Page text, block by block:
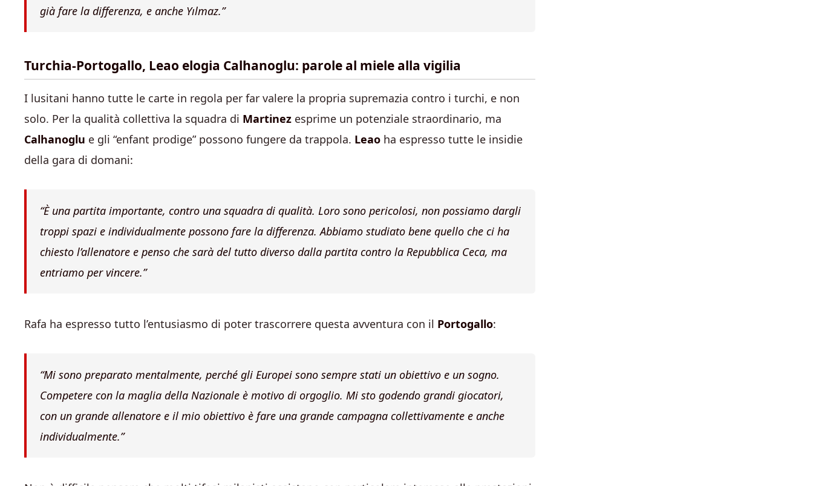
già fare la differenza, e anche Yılmaz.”
Turchia-Portogallo, Leao elogia Calhanoglu: parole al miele alla vigilia
I lusitani hanno tutte le carte in regola per far valere la propria supremazia contro i turchi, e non
solo. Per la qualità collettiva la squadra di Martinez esprime un potenziale straordinario, ma
Calhanoglu e gli “enfant prodige” possono fungere da trappola. Leao ha espresso tutte le insidie
della gara di domani:
“È una partita importante, contro una squadra di qualità. Loro sono pericolosi, non possiamo dargli
troppi spazi e individualmente possono fare la differenza. Abbiamo studiato bene quello che ci ha
chiesto l’allenatore e penso che sarà del tutto diverso dalla partita contro la Repubblica Ceca, ma
entriamo per vincere.”
Rafa ha espresso tutto l’entusiasmo di poter trascorrere questa avventura con il Portogallo:
“Mi sono preparato mentalmente, perché gli Europei sono sempre stati un obiettivo e un sogno.
Competere con la maglia della Nazionale è motivo di orgoglio. Mi sto godendo grandi giocatori,
con un grande allenatore e il mio obiettivo è fare una grande campagna collettivamente e anche
individualmente.”